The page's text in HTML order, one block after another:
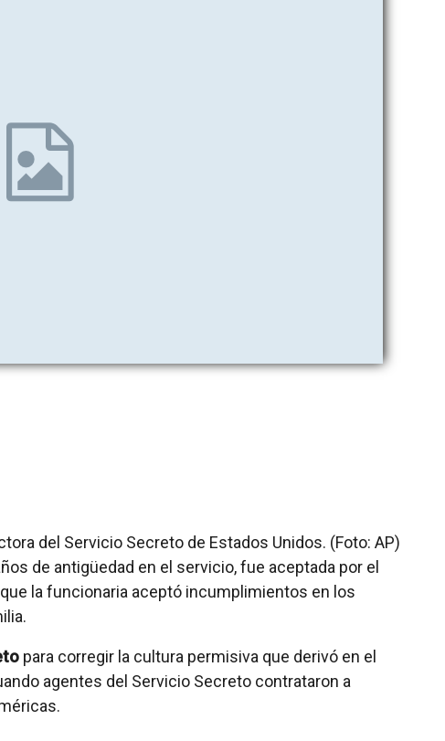
del Servicio Secreto de Estados Unidos. (Foto: AP)
de antigüedad en el servicio, fue aceptada por el
la funcionaria aceptó incumplimientos en los
para corregir la cultura permisiva que derivó en el
agentes del Servicio Secreto contrataron a